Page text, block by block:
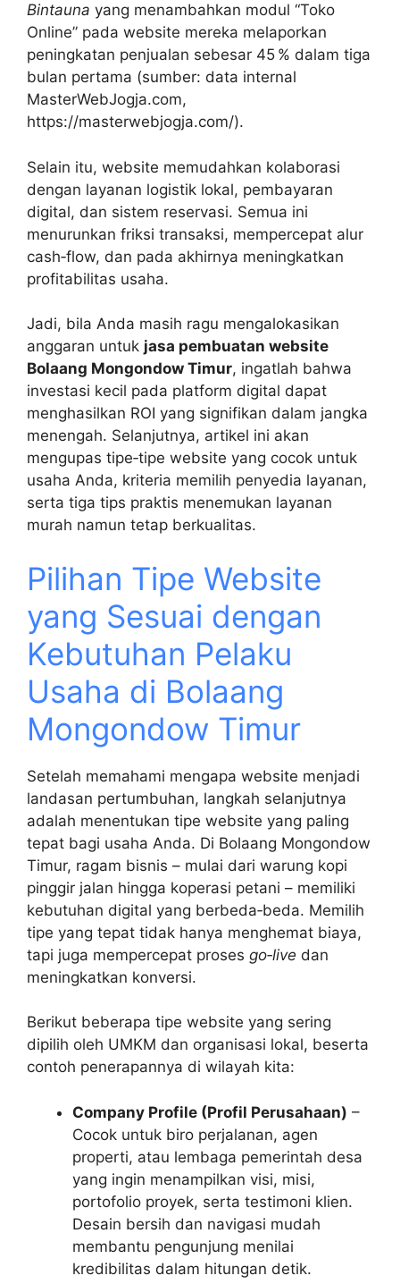
Bintauna yang menambahkan modul “Toko
Online” pada website mereka melaporkan
peningkatan penjualan sebesar 45 % dalam tiga
bulan pertama (sumber: data internal
MasterWebJogja.com,
https://masterwebjogja.com/).
Selain itu, website memudahkan kolaborasi
dengan layanan logistik lokal, pembayaran
digital, dan sistem reservasi. Semua ini
menurunkan friksi transaksi, mempercepat alur
cash‑flow, dan pada akhirnya meningkatkan
profitabilitas usaha.
Jadi, bila Anda masih ragu mengalokasikan
anggaran untuk jasa pembuatan website
Bolaang Mongondow Timur, ingatlah bahwa
investasi kecil pada platform digital dapat
menghasilkan ROI yang signifikan dalam jangka
menengah. Selanjutnya, artikel ini akan
mengupas tipe‑tipe website yang cocok untuk
usaha Anda, kriteria memilih penyedia layanan,
serta tiga tips praktis menemukan layanan
murah namun tetap berkualitas.
Pilihan Tipe Website
yang Sesuai dengan
Kebutuhan Pelaku
Usaha di Bolaang
Mongondow Timur
Setelah memahami mengapa website menjadi
landasan pertumbuhan, langkah selanjutnya
adalah menentukan tipe website yang paling
tepat bagi usaha Anda. Di Bolaang Mongondow
Timur, ragam bisnis – mulai dari warung kopi
pinggir jalan hingga koperasi petani – memiliki
kebutuhan digital yang berbeda‑beda. Memilih
tipe yang tepat tidak hanya menghemat biaya,
tapi juga mempercepat proses go‑live dan
meningkatkan konversi.
Berikut beberapa tipe website yang sering
dipilih oleh UMKM dan organisasi lokal, beserta
contoh penerapannya di wilayah kita:
Company Profile (Profil Perusahaan) –
Cocok untuk biro perjalanan, agen
properti, atau lembaga pemerintah desa
yang ingin menampilkan visi, misi,
portofolio proyek, serta testimoni klien.
Desain bersih dan navigasi mudah
membantu pengunjung menilai
kredibilitas dalam hitungan detik.